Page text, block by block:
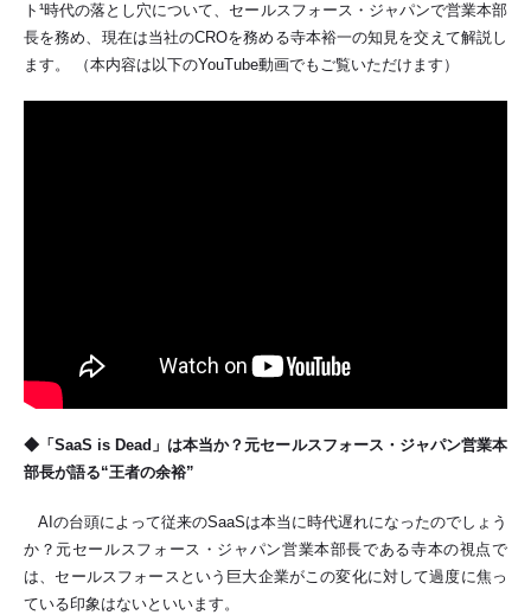
ト¹時代の落とし穴について、セールスフォース・ジャパンで営業本部
長を務め、現在は当社のCROを務める寺本裕一の知見を交えて解説し
ます。 （本内容は以下のYouTube動画でもご覧いただけます）
◆ 「SaaS is Dead」は本当か？元セールスフォース・ジャパン営業本
部長が語る“王者の余裕”
AIの台頭によって従来のSaaSは本当に時代遅れになったのでしょう
か？元セールスフォース・ジャパン営業本部長である寺本の視点で
は、セールスフォースという巨大企業がこの変化に対して過度に焦っ
ている印象はないといいます。